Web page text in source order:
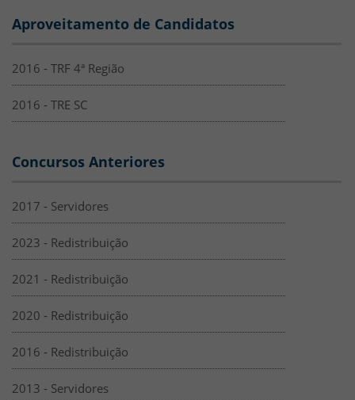
Aproveitamento de Candidatos
2016 - TRF 4ª Região
2016 - TRE SC
Concursos Anteriores
2017 - Servidores
2023 - Redistribuição
2021 - Redistribuição
2020 - Redistribuição
2016 - Redistribuição
2013 - Servidores